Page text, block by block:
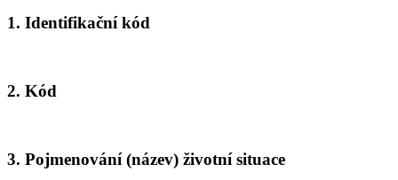
1. Identifikační kód
2. Kód
3. Pojmenování (název) životní situace